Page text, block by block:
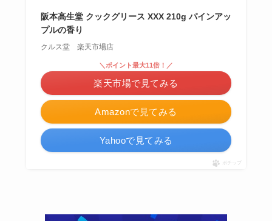
阪本高生堂 クックグリース XXX 210g パインアッ
プルの香り
クルス堂 楽天市場店
Amazonで見てみる
＼ポイント最大11倍！／
楽天市場で見てみる
Yahooで見てみる
ポチップ